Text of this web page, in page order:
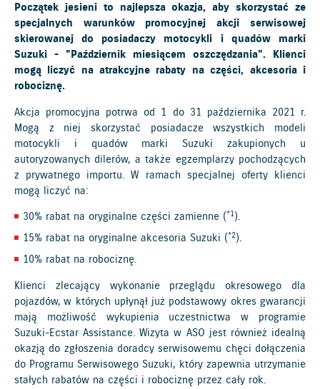
Początek jesieni to najlepsza okazja, aby skorzystać ze
specjalnych warunków promocyjnej akcji serwisowej
skierowanej do posiadaczy motocykli i quadów marki
Suzuki - "Październik miesiącem oszczędzania". Klienci
mogą liczyć na atrakcyjne rabaty na części, akcesoria i
robociznę.
Akcja promocyjna potrwa od 1 do 31 października 2021 r.
Mogą z niej skorzystać posiadacze wszystkich modeli
motocykli i quadów marki Suzuki zakupionych u
autoryzowanych dilerów, a także egzemplarzy pochodzących
z prywatnego importu. W ramach specjalnej oferty klienci
mogą liczyć na:
30% rabat na oryginalne części zamienne (*1).
15% rabat na oryginalne akcesoria Suzuki (*2).
10% rabat na robociznę.
Klienci zlecający wykonanie przeglądu okresowego dla
pojazdów, w których upłynął już podstawowy okres gwarancji
mają możliwość wykupienia uczestnictwa w programie
Suzuki-Ecstar Assistance. Wizyta w ASO jest również idealną
okazją do zgłoszenia doradcy serwisowemu chęci dołączenia
do Programu Serwisowego Suzuki, który zapewnia utrzymanie
stałych rabatów na części i robociznę przez cały rok.